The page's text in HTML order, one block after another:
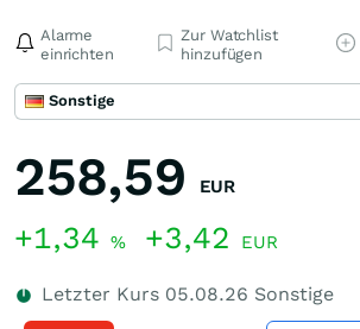
Alarme
einrichten
Zur Watchlist
hinzufügen
Sonstige
258,59 EUR
+1,34 % +3,42 EUR
Letzter Kurs 05.08.26 Sonstige